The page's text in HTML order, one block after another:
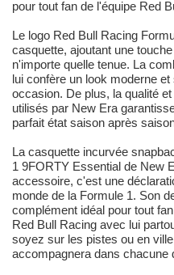
pour tout fan de l'équipe Red
Le logo Red Bull Racing
casquette, ajoutant une
n'importe quelle tenue. La
lui confère un look moderne
occasion. De plus, la qualité
utilisés par New Era
parfait état saison après
La casquette incurvée
1 9FORTY Essential de New
accessoire, c'est une
monde de la Formule 1. Son
complément idéal pour tout
Red Bull Racing avec lui
soyez sur les pistes ou en
accompagnera dans chacune